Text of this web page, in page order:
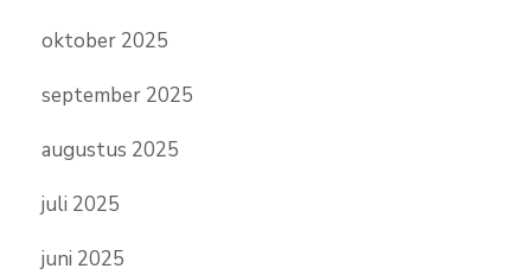
oktober 2025
september 2025
augustus 2025
juli 2025
juni 2025